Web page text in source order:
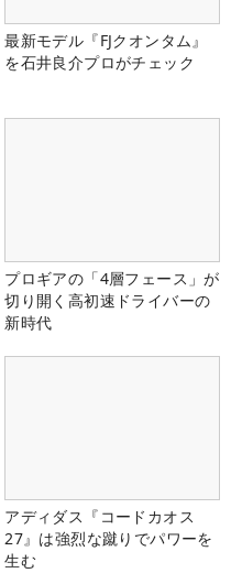
最新モデル『FJクオンタム』
を石井良介プロがチェック
プロギアの「4層フェース」が
切り開く高初速ドライバーの
新時代
アディダス『コードカオス
27』は強烈な蹴りでパワーを
生む